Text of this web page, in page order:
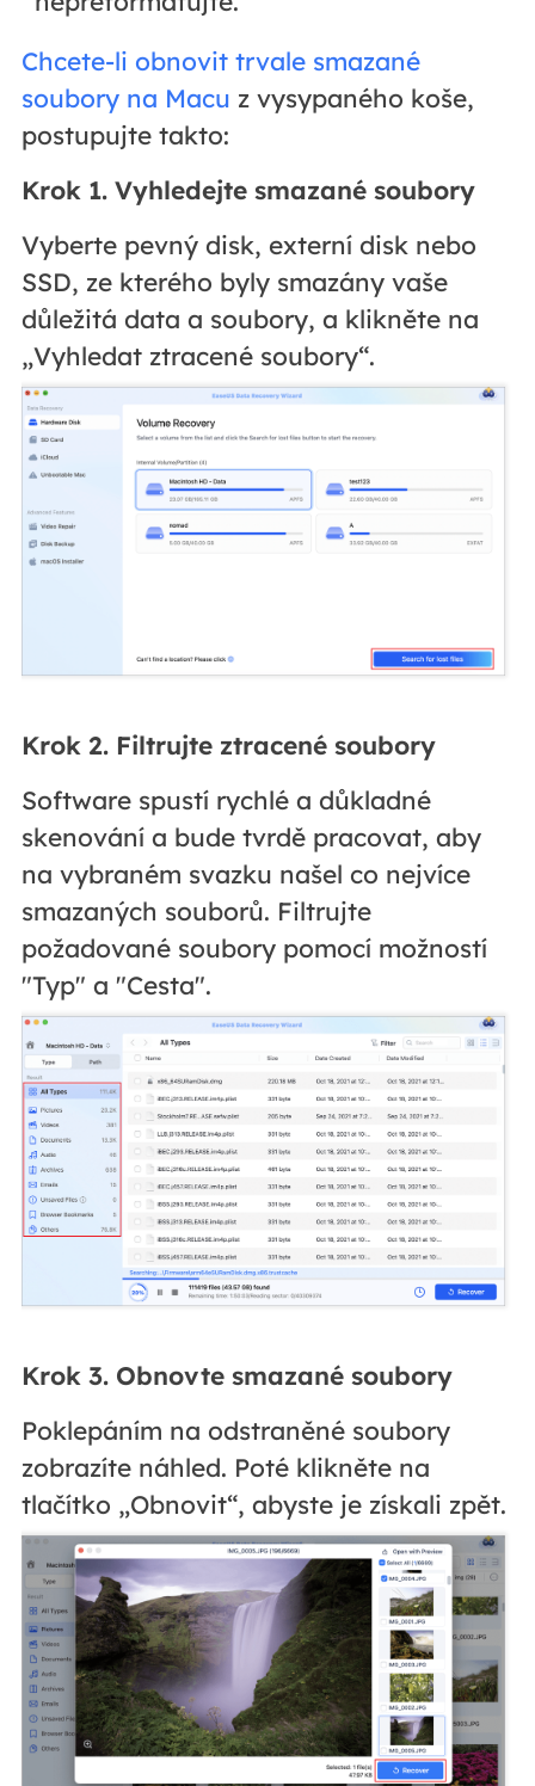
Chcete-li obnovit trvale smazané
soubory na Macu z vysypaného koše,
postupujte takto:
Krok 1. Vyhledejte smazané soubory
Vyberte pevný disk, externí disk nebo
SSD, ze kterého byly smazány vaše
důležitá data a soubory, a klikněte na
„Vyhledat ztracené soubory“.
Krok 2. Filtrujte ztracené soubory
Software spustí rychlé a důkladné
skenování a bude tvrdě pracovat, aby
na vybraném svazku našel co nejvíce
smazaných souborů. Filtrujte
požadované soubory pomocí možností
"Typ" a "Cesta".
Krok 3. Obnovte smazané soubory
Poklepáním na odstraněné soubory
zobrazíte náhled. Poté klikněte na
tlačítko „Obnovit“, abyste je získali zpět.